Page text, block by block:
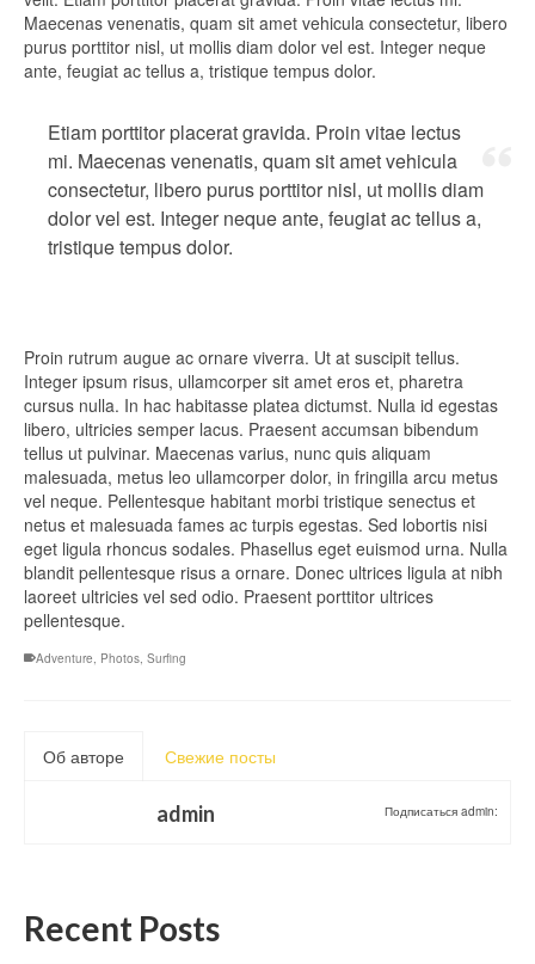
Maecenas venenatis, quam sit amet vehicula consectetur, libero
purus porttitor nisl, ut mollis diam dolor vel est. Integer neque
ante, feugiat ac tellus a, tristique tempus dolor.
Etiam porttitor placerat gravida. Proin vitae lectus
mi. Maecenas venenatis, quam sit amet vehicula
consectetur, libero purus porttitor nisl, ut mollis diam
dolor vel est. Integer neque ante, feugiat ac tellus a,
tristique tempus dolor.
Proin rutrum augue ac ornare viverra. Ut at suscipit tellus.
Integer ipsum risus, ullamcorper sit amet eros et, pharetra
cursus nulla. In hac habitasse platea dictumst. Nulla id egestas
libero, ultricies semper lacus. Praesent accumsan bibendum
tellus ut pulvinar. Maecenas varius, nunc quis aliquam
malesuada, metus leo ullamcorper dolor, in fringilla arcu metus
vel neque. Pellentesque habitant morbi tristique senectus et
netus et malesuada fames ac turpis egestas. Sed lobortis nisi
eget ligula rhoncus sodales. Phasellus eget euismod urna. Nulla
blandit pellentesque risus a ornare. Donec ultrices ligula at nibh
laoreet ultricies vel sed odio. Praesent porttitor ultrices
pellentesque.
Adventure, Photos, Surfing
Об авторе Свежие посты
Подписаться admin:
admin
Recent Posts